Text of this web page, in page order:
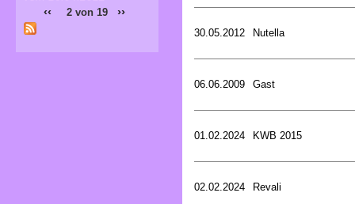
30.05.2012 Nutella
06.06.2009 Gast
01.02.2024 KWB 2015
02.02.2024 Revali
‹‹ 2 von 19 ››